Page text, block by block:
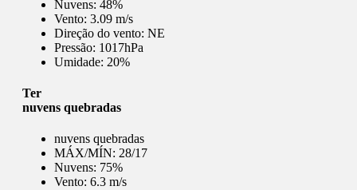
Nuvens: 48%
Vento: 3.09 m/s
Direção do vento: NE
Pressão: 1017hPa
Umidade: 20%
Ter
nuvens quebradas
nuvens quebradas
MÁX/MÍN: 28/17
Nuvens: 75%
Vento: 6.3 m/s